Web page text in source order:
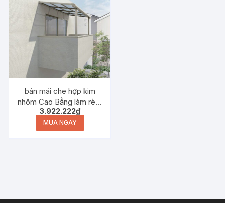
bán mái che hợp kim
nhôm Cao Bằng làm rèm
nhựa mái hiên năng lượng
mặt trời
3.922.222₫
MUA NGAY